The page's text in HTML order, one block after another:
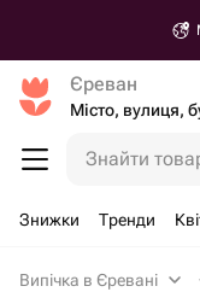
Єреван
Місто, вулиця,
Знайти
Знижки Тренди
Випічка в Єревані